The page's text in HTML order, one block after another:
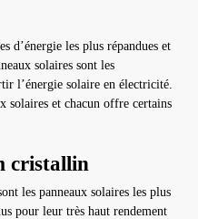
d’énergie les plus répandues et
solaires sont les
l’énergie solaire en électricité.
solaires et chacun offre certains
cristallin
les panneaux solaires les plus
pour leur très haut rendement